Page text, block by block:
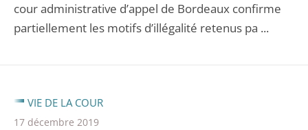
cour administrative d’appel de Bordeaux confirme
partiellement les motifs d’illégalité retenus pa ...
VIE DE LA COUR
17 décembre 2019